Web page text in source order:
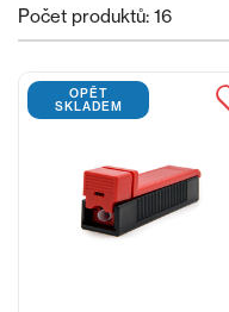
Počet produktů: 16
OPĚT
SKLADEM